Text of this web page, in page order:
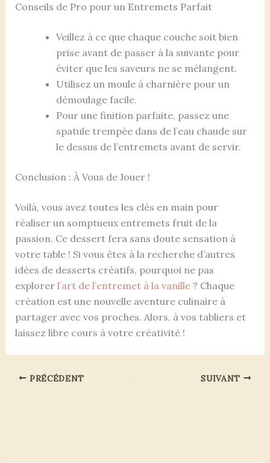
Conseils de Pro pour un Entremets Parfait
Veillez à ce que chaque couche soit bien
prise avant de passer à la suivante pour
éviter que les saveurs ne se mélangent.
Utilisez un moule à charnière pour un
démoulage facile.
Pour une finition parfaite, passez une
spatule trempée dans de l’eau chaude sur
le dessus de l’entremets avant de servir.
Conclusion : À Vous de Jouer !
Voilà, vous avez toutes les clés en main pour
réaliser un somptueux entremets fruit de la
passion. Ce dessert fera sans doute sensation à
votre table ! Si vous êtes à la recherche d’autres
idées de desserts créatifs, pourquoi ne pas
explorer l’art de l’entremet à la vanille? Chaque
création est une nouvelle aventure culinaire à
partager avec vos proches. Alors, à vos tabliers et
laissez libre cours à votre créativité !
PRÉCÉDENT SUIVANT